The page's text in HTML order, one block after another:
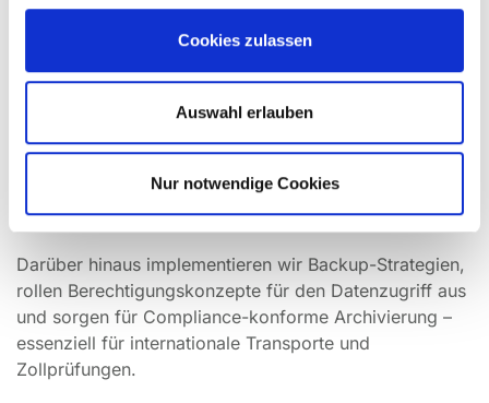
Cookies zulassen
Auswahl erlauben
Nur notwendige Cookies
schwerwiegende Folgen haben – von Imageschäden
bis hin zu rechtlichen Konsequenzen.
Durch unserLieferantenmanagementstellen wir sicher,
dass alle eingesetzten IT-Partner die relevanten
Datenschutz- und Sicherheitsstandards einhalten. Bei
integrierter Verschlüsselung und Sicherheitsfeatures,
die sensible Daten schützen.
Darüber hinaus implementieren wir Backup-Strategien,
rollen Berechtigungskonzepte für den Datenzugriff aus
und sorgen für Compliance-konforme Archivierung –
essenziell für internationale Transporte und
Zollprüfungen.